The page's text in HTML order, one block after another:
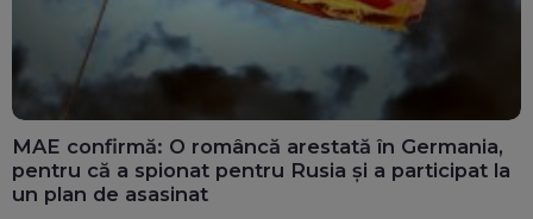
MAE confirmă: O româncă arestată în Germania,
pentru că a spionat pentru Rusia și a participat la
un plan de asasinat